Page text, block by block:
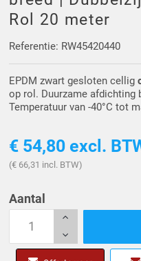
Driehoek/Wig profielen
Silicone U Profielen
Luikenpakking
Oploopprofielen
Hoekprofielen
O-ringen
Rol 20 meter
Referentie: RW45420440
EPDM zwart gesloten cellig
op rol. Duurzame afdichting
Temperatuur van -40°C tot
€ 54,80 excl.
(€ 66,31 incl. BTW)
Aantal